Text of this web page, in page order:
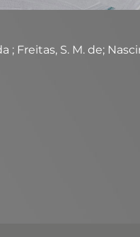
; Freitas, S. M. de;